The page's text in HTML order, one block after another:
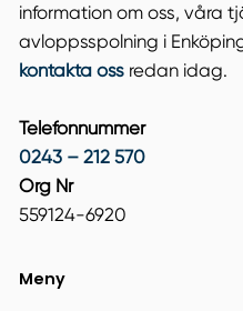
information om oss, våra
avloppsspolning i
kontakta ossredan idag.
Telefonnummer
0243 – 212 570
Org Nr
559124-6920
Meny